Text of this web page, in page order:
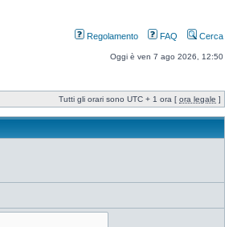
Regolamento FAQ Cerca
Oggi è ven 7 ago 2026, 12:50
Tutti gli orari sono UTC + 1 ora [ ora legale ]